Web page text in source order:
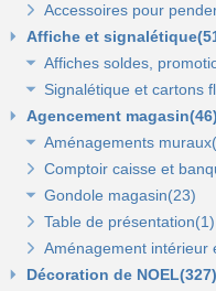
Accessoires pour
Affiche et
Affiches soldes,
Affiches fêtes(5)
Affiches soldes(21)
Signalétique et cartons
Cartons fluo(13)
Plaques
Tableaux horaires(2)
Agencement magasin(46)
Aménagements
Panneaux rainurés et
Panneaux
Rails et profils(0)
Gondole panneau
Broches pour
Panneaux en bois
Panneaux Opus(0)
Tablettes bois et
Accessoires pour
Comptoir caisse et
Gondole magasin(23)
Gondoles métalliques
Gondole simple de
Gondole double de
Gondoles
Gondole simple de
Table de présentation(1)
Aménagement intérieur
Décoration de NOEL(327)